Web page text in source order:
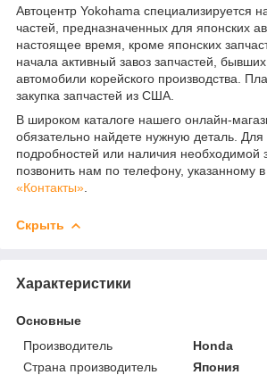
Автоцентр Yokohama специализируется
частей, предназначенных для японских
настоящее время, кроме японских
начала активный завоз запчастей,
автомобили корейского производства.
закупка запчастей из США.
В широком каталоге нашего онлайн-
обязательно найдете нужную деталь. Для
подробностей или наличия необходимой
позвонить нам по телефону, указанному
«Контакты»
Скрыть
Характеристики
Основные
Производитель
Honda
Страна производитель
Япония